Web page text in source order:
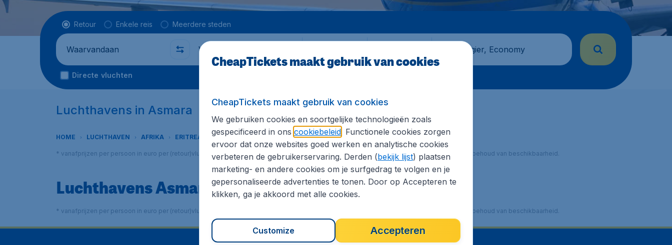
Vluchttype
Retour Enkele reis Meerdere steden
Waarvandaan Waarheen 1 passagier, Economy
Directe vluchten
Luchthavens in Asmara
HOME LUCHTHAVEN AFRIKA ERITREA ASMARA
* vanafprijzen per persoon in euro per (retour)vlucht incl. vooraf betaalbare luchthaventaksen, excl. € 29,90 dossierkosten. Prijzen onder voorbehoud van beschikbaarheid.
Luchthavens Asmara
* vanafprijzen per persoon in euro per (retour)vlucht incl. vooraf betaalbare luchthaventaksen, excl. € 29,90 dossierkosten. Prijzen onder voorbehoud van beschikbaarheid.
CheapTickets maakt gebruik van cookies
CheapTickets maakt gebruik van cookies
We gebruiken cookies en soortgelijke technologieën zoals
gespecificeerd in ons cookiebeleid. Functionele cookies zorgen
ervoor dat onze websites goed werken en analytische cookies
verbeteren de gebruikerservaring. Derden (bekijk lijst) plaatsen
marketing- en andere cookies om je surfgedrag te volgen en je
gepersonaliseerde advertenties te tonen. Door op Accepteren te
klikken, ga je akkoord met alle cookies.
Accepteren
Customize